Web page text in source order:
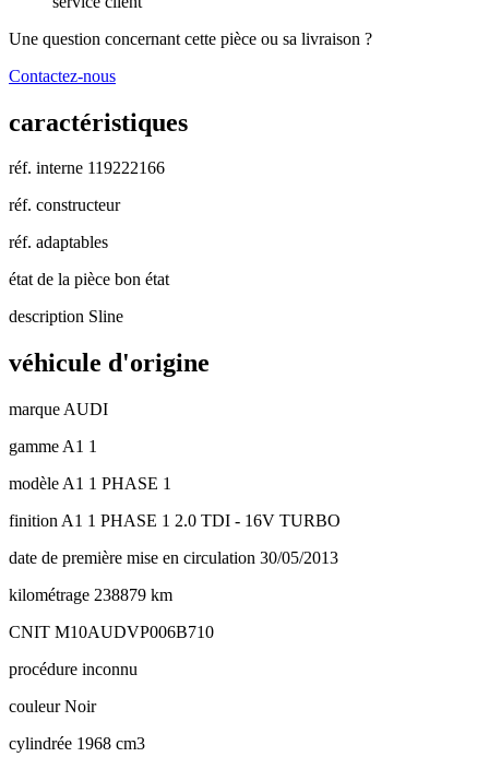
Une question concernant cette pièce ou sa livraison ?
Contactez-nous
caractéristiques
réf. interne 119222166
réf. constructeur
réf. adaptables
état de la pièce bon état
description Sline
véhicule d'origine
marque AUDI
gamme A1 1
modèle A1 1 PHASE 1
finition A1 1 PHASE 1 2.0 TDI - 16V TURBO
date de première mise en circulation 30/05/2013
kilométrage 238879 km
CNIT M10AUDVP006B710
procédure inconnu
couleurNoir
cylindrée 1968 cm3